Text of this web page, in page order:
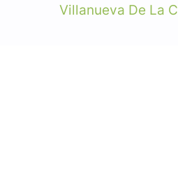
Villanueva De La